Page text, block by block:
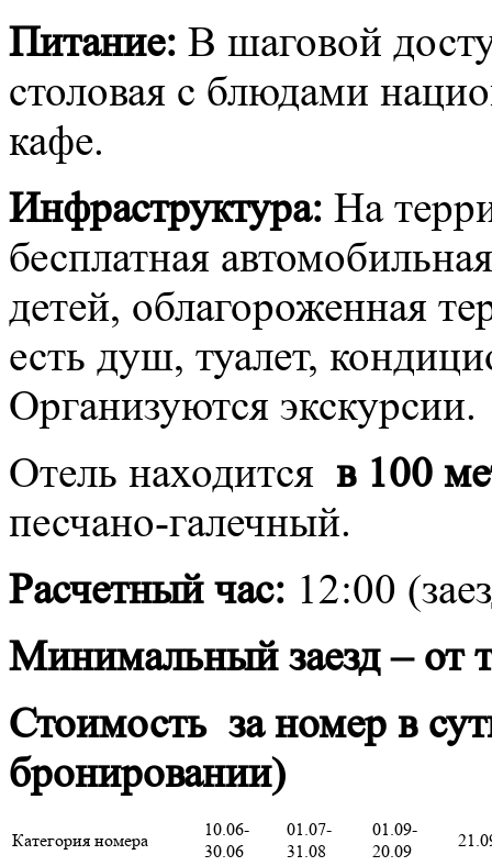
Питание: В шаговой
столовая с блюдами
кафе.
Инфраструктура: На
бесплатная
детей, облагороженная
есть душ, туалет,
Организуются экскурсии.
Отель находится в 100
песчано-галечный.
Расчетный час: 12:00
Минимальный заезд – от
Стоимость за номер в
бронировании)
Категория номера
10.06-
30.06
01.07-
31.08
01.09-
20.09